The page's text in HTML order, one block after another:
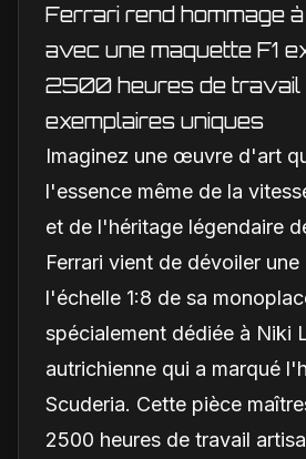
Ferrari rend hommage
avec une maquette F1
2500 heures de
exemplaires uniques
Imaginez une œuvre d'art
l'essence même de la
et de l'héritage légendaire
Ferrari vient de dévoiler
l'échelle 1:8 de sa
spécialement dédiée à Niki
autrichienne qui a marqué
Scuderia. Cette pièce
2500 heures de travail